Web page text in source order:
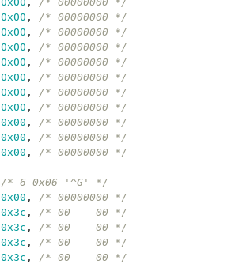
0x00 ,
/* 00000000 */
0x00 ,
/* 00000000 */
0x00 ,
/* 00000000 */
0x00 ,
/* 00000000 */
0x00 ,
/* 00000000 */
0x00 ,
/* 00000000 */
0x00 ,
/* 00000000 */
0x00 ,
/* 00000000 */
0x00 ,
/* 00000000 */
0x00 , /* 00000000 */
/* 6 0x06 '^G' */
0x00 ,
/* 00000000 */
0x3c ,
/* 00    00 */
0x3c ,
/* 00    00 */
0x3c ,
/* 00    00 */
0x3c ,
/* 00    00 */